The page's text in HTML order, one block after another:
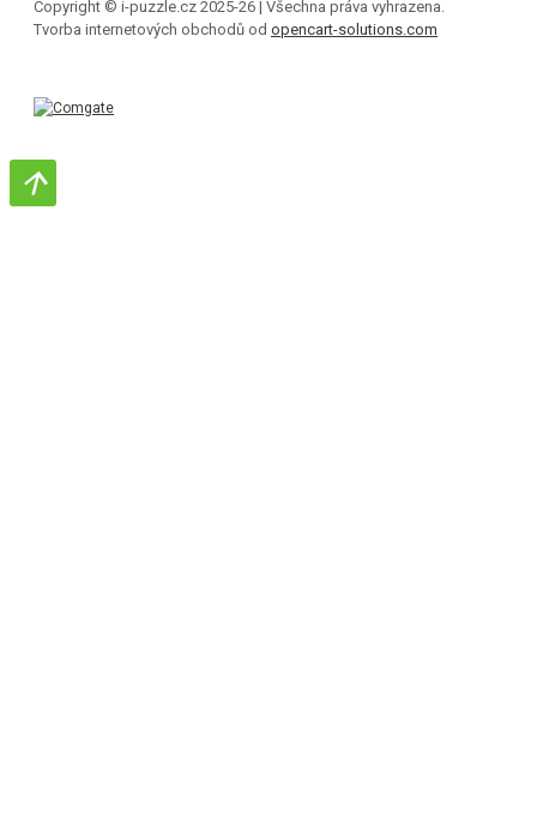
Copyright © i-puzzle.cz 2025-26 | Všechna práva vyhrazena.
Tvorba internetových obchodů od opencart-solutions.com